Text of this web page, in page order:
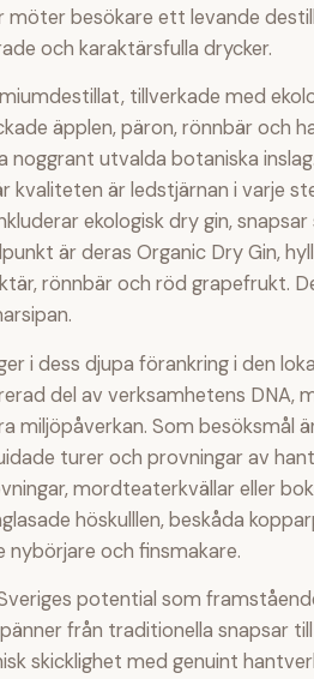
besökare ett levande
och karaktärsfulla drycker.
tillverkade med
äpplen, päron, rönnbär och
utvalda botaniska
kvaliteten är ledstjärnan i varje
ekologisk dry gin,
är deras Organic Dry Gin,
rönnbär och röd grapefrukt.
i dess djupa förankring i den
del av verksamhetens DNA,
miljöpåverkan. Som besöksmål
turer och provningar av
mordteaterkvällar eller
höskulllen, beskåda
och finsmakare.
potential som
från traditionella snapsar
skicklighet med genuint